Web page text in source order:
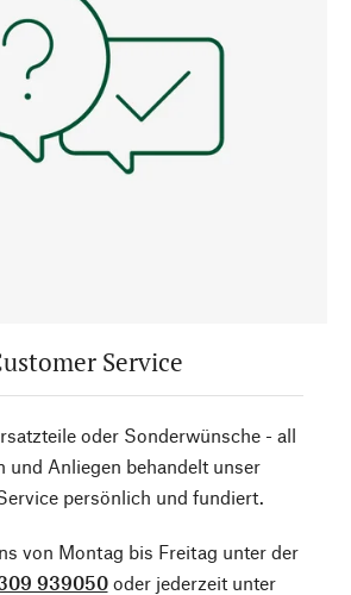
Service
oder Sonderwünsche - all
und Anliegen behandelt unser
persönlich und fundiert.
von Montag bis Freitag unter der
939050oder jederzeit unter